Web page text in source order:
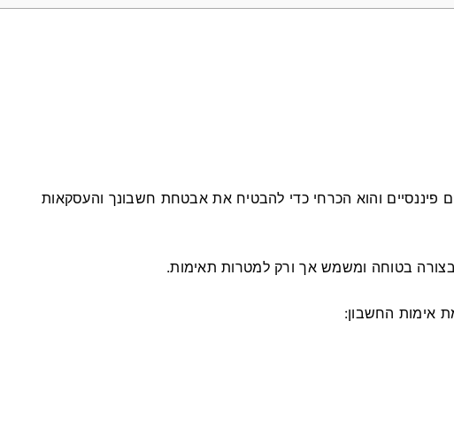
פיננסיים והוא הכרחי כדי להבטיח את אבטחת חשבונך והעסקאות
בטוחה ומשמש אך ורק למטרות תאימות.
אימות החשבון: